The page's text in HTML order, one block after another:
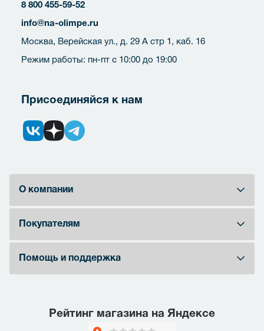
8 800 455-59-52
info@na-olimpe.ru
Москва, Верейская ул., д. 29 А стр 1, каб. 16
Режим работы: пн-пт с 10:00 до 19:00
Присоединяйся к нам
О компании
Покупателям
Помощь и поддержка
Рейтинг магазина на Яндексе